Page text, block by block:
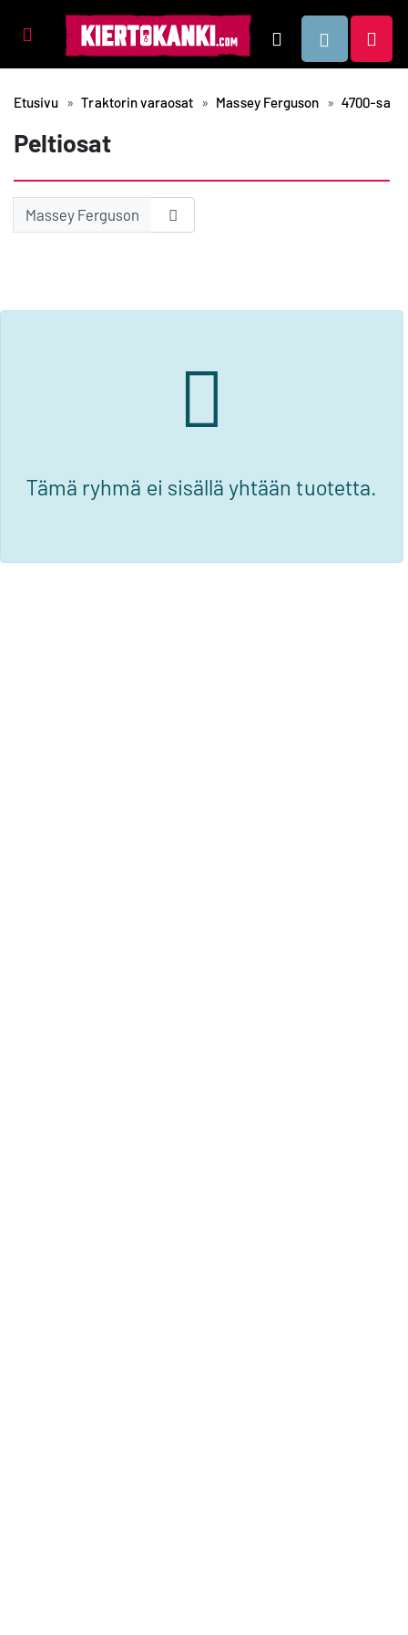
Tuotealueet Hae
Etusivu Traktorin varaosat Massey Ferguson 4700-sarja
Peltiosat
Massey Ferguson
Tämä ryhmä ei sisällä yhtään tuotetta.